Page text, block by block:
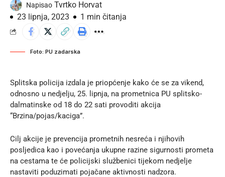
Napisao Tvrtko Horvat
23 lipnja, 2023
1 min čitanja
Foto: PU zadarska
Splitska policija izdala je priopćenje kako će se za vikend,
odnosno u nedjelju, 25. lipnja, na prometnica PU splitsko-
dalmatinske od 18 do 22 sati provoditi akcija
“Brzina/pojas/kaciga”.
Cilj akcije je prevencija prometnih nesreća i njihovih
posljedica kao i povećanja ukupne razine sigurnosti prometa
na cestama te će policijski službenici tijekom nedjelje
nastaviti poduzimati pojačane aktivnosti nadzora.